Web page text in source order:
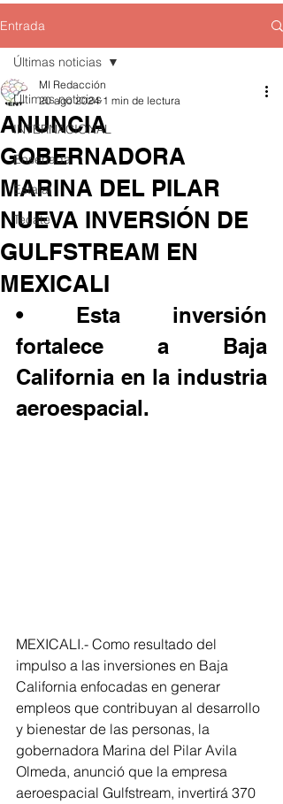
Entrada
Últimas noticias
INTERNACIONAL
Ensenada
Estatal
Tecate
Últimas noticias
ANUNCIA
GOBERNADORA
MARINA DEL PILAR
NUEVA INVERSIÓN DE
GULFSTREAM EN
MEXICALI
MI Redacción
20 ago 2024 1 min de lectura
• Esta inversión
fortalece a Baja
California en la industria
aeroespacial.
MEXICALI.- Como resultado del
impulso a las inversiones en Baja
California enfocadas en generar
empleos que contribuyan al desarrollo
y bienestar de las personas, la
gobernadora Marina del Pilar Avila
Olmeda, anunció que la empresa
aeroespacial Gulfstream, invertirá 370